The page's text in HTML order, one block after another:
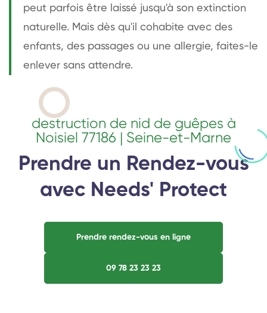
peut parfois être laissé jusqu'à son extinction
naturelle. Mais dès qu'il cohabite avec des
enfants, des passages ou une allergie, faites-le
enlever sans attendre.
destruction de nid de guêpes à
Noisiel 77186 | Seine-et-Marne
Prendre un Rendez-vous
avec Needs' Protect
Prendre rendez-vous en ligne
09 78 23 23 23